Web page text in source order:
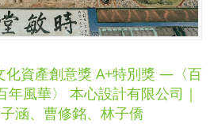
化資產創意獎 A+特別獎 —〈百
風華〉 本心設計有限公司｜
涵、曹修銘、林子僑